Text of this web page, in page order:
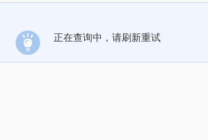
正在查询中，请刷新重试